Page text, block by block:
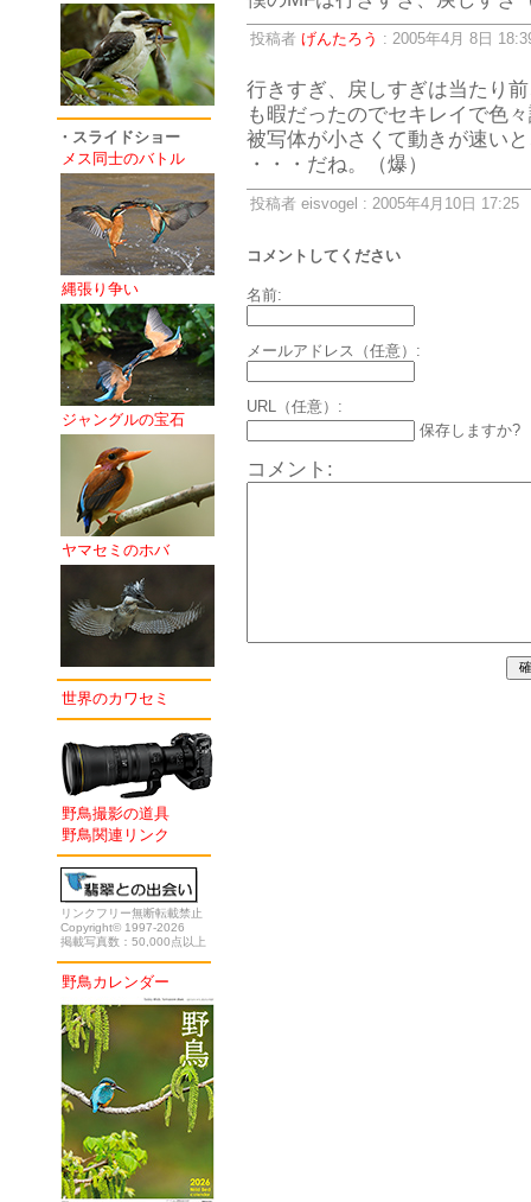
・スライドショー
メス同士のバトル
縄張り争い
ジャングルの宝石
ヤマセミのホバ
世界のカワセミ
野鳥撮影の道具
野鳥関連リンク
リンクフリー無断転載禁止
Copyright© 1997-2026
掲載写真数：50,000点以上
野鳥カレンダー
投稿者 げんたろう : 2005年4月 8日
行きすぎ、戻しすぎは当たり
も暇だったのでセキレイで色
被写体が小さくて動きが速い
・・・だね。（爆）
投稿者 eisvogel : 2005年4月10日 17:25
コメントしてください
名前:
メールアドレス（任意）:
URL（任意）:
保存しますか?
コメント: